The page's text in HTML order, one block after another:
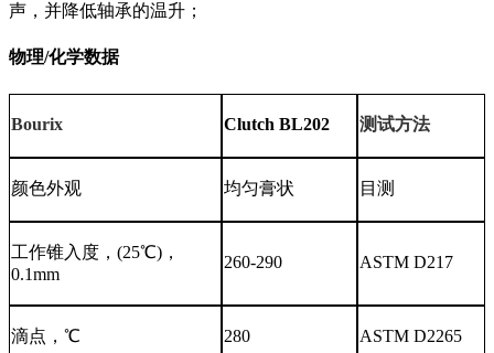
声，并降低轴承的温升；
物理/化学数据
Bourix Clutch BL202 测试方法
颜色外观 均匀膏状 目测
工作锥入度，(25℃)，
0.1mm
260-290 ASTM D217
滴点，℃ 280 ASTM D2265